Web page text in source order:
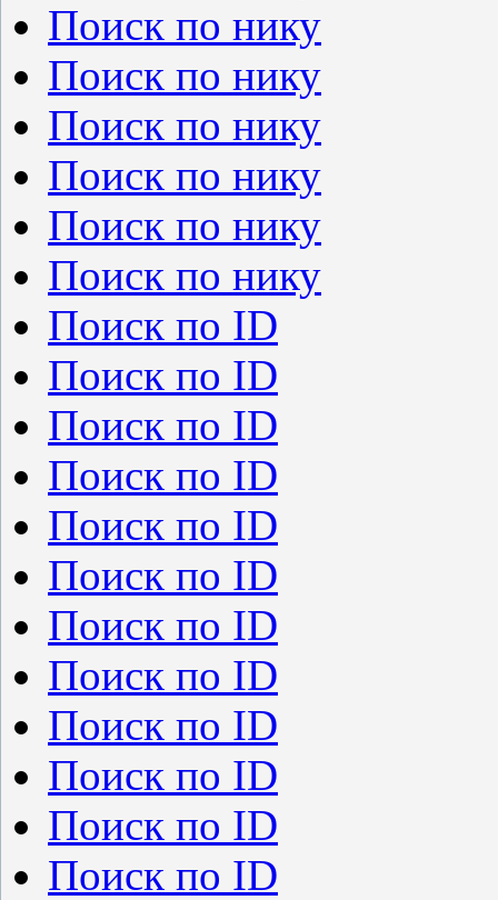
Поиск по нику
Поиск по нику
Поиск по нику
Поиск по нику
Поиск по нику
Поиск по нику
Поиск по ID
Поиск по ID
Поиск по ID
Поиск по ID
Поиск по ID
Поиск по ID
Поиск по ID
Поиск по ID
Поиск по ID
Поиск по ID
Поиск по ID
Поиск по ID